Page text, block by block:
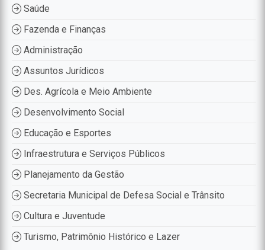
Saúde
Fazenda e Finanças
Administração
Assuntos Jurídicos
Des. Agrícola e Meio Ambiente
Desenvolvimento Social
Educação e Esportes
Infraestrutura e Serviços Públicos
Planejamento da Gestão
Secretaria Municipal de Defesa Social e Trânsito
Cultura e Juventude
Turismo, Patrimônio Histórico e Lazer